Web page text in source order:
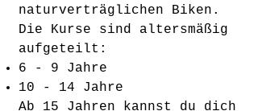
naturverträglichen Biken.
Die Kurse sind altersmäßig
aufgeteilt:
6 - 9 Jahre
10 - 14 Jahre
Ab 15 Jahren kannst du dich